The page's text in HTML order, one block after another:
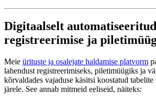
Digitaalselt automatiseeritud
registreerimise ja
Meie ürituste ja osalejate haldamise platvorm
lahendust registreerimiseks, piletimüügiks ja
kõrvaldades vajaduse käsitsi koostatud
järele. See annab mitmeid eeliseid, näiteks: